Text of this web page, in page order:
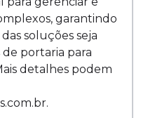
garantindo
soluções seja
portaria para
detalhes podem